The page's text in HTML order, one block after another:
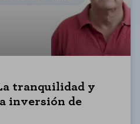
tranquilidad y
inversión de